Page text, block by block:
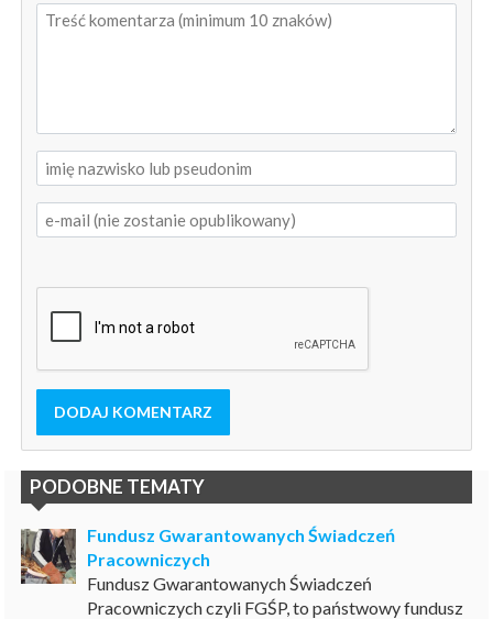
DODAJ KOMENTARZ
PODOBNE TEMATY
Fundusz Gwarantowanych Świadczeń
Pracowniczych
Fundusz Gwarantowanych Świadczeń
Pracowniczych czyli FGŚP, to państwowy fundusz